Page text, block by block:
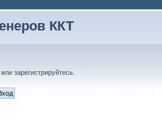
ККТ
зарегистрируйтесь.